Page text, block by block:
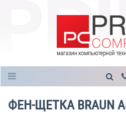
ФЕН-ЩЕТКА BRAUN